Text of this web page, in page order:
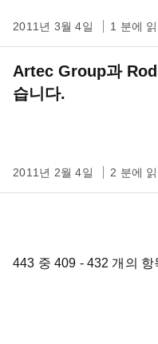
2011년 3월 4일 1 분에
Artec Group과
습니다.
2011년 2월 4일 2 분에
443 중 409 - 432 개의 항